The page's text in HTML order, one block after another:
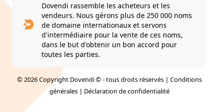
Dovendi rassemble les acheteurs et les
vendeurs. Nous gérons plus de 250 000 noms
de domaine internationaux et servons
d'intermédiaire pour la vente de ces noms,
dans le but d'obtenir un bon accord pour
toutes les parties.
© 2026 Copyright Dovendi © - tous droits réservés | Conditions
générales | Déclaration de confidentialité